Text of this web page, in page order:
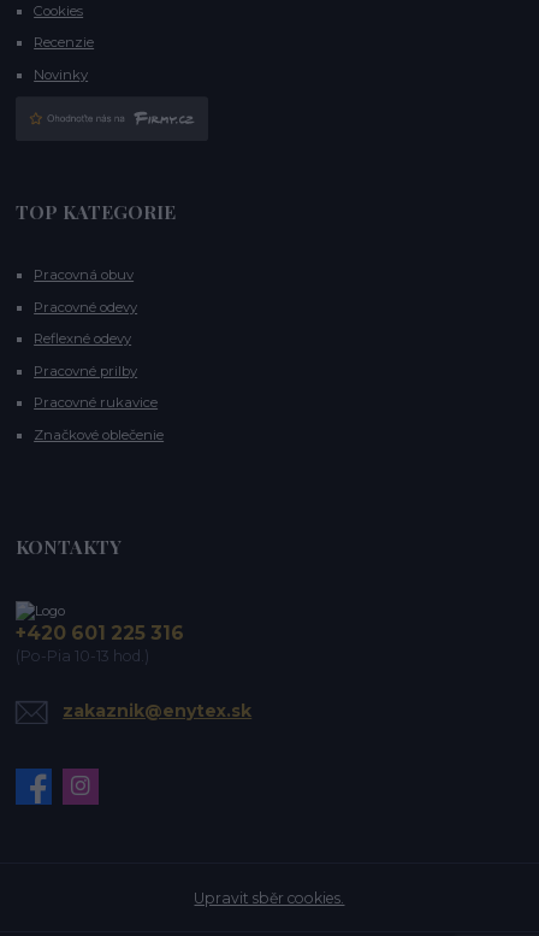
Cookies
Recenzie
Novinky
TOP KATEGORIE
Pracovná obuv
Pracovné odevy
Reflexné odevy
Pracovné prilby
Pracovné rukavice
Značkové oblečenie
KONTAKTY
+420 601 225 316
(Po-Pia 10-13 hod.)
zakaznik@enytex.sk
Upravit sběr cookies.